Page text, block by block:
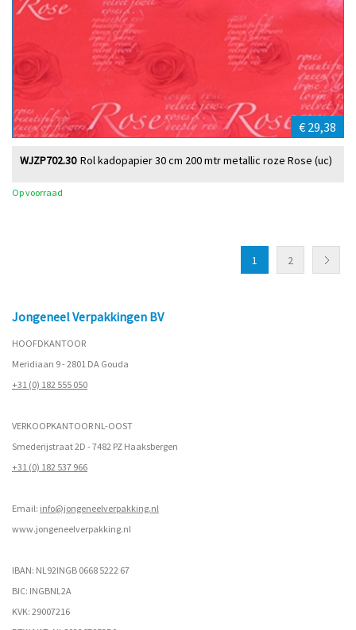
€ 29,38
Rol kadopapier 30 cm 200 mtr metallic roze Rose (uc)
WJZP702.30
Op voorraad
1 2
Jongeneel Verpakkingen BV
HOOFDKANTOOR
Meridiaan 9 - 2801 DA Gouda
+31 (0) 182 555 050
VERKOOPKANTOOR NL-OOST
Smederijstraat 2D - 7482 PZ Haaksbergen
+31 (0) 182 537 966
Email: info@jongeneelverpakking.nl
www.jongeneelverpakking.nl
IBAN: NL92INGB 0668 5222 67
BIC: INGBNL2A
KVK: 29007216